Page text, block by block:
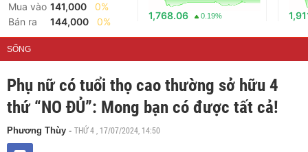
Mua vào 141,000
0%
Bán ra
144,000 0%
1,768.06 0.19%
SỐNG
Phụ nữ có tuổi thọ cao thường sở hữu 4
thứ “NO ĐỦ”: Mong bạn có được tất cả!
Phương Thùy - THỨ 4 , 17/07/2024, 14:50